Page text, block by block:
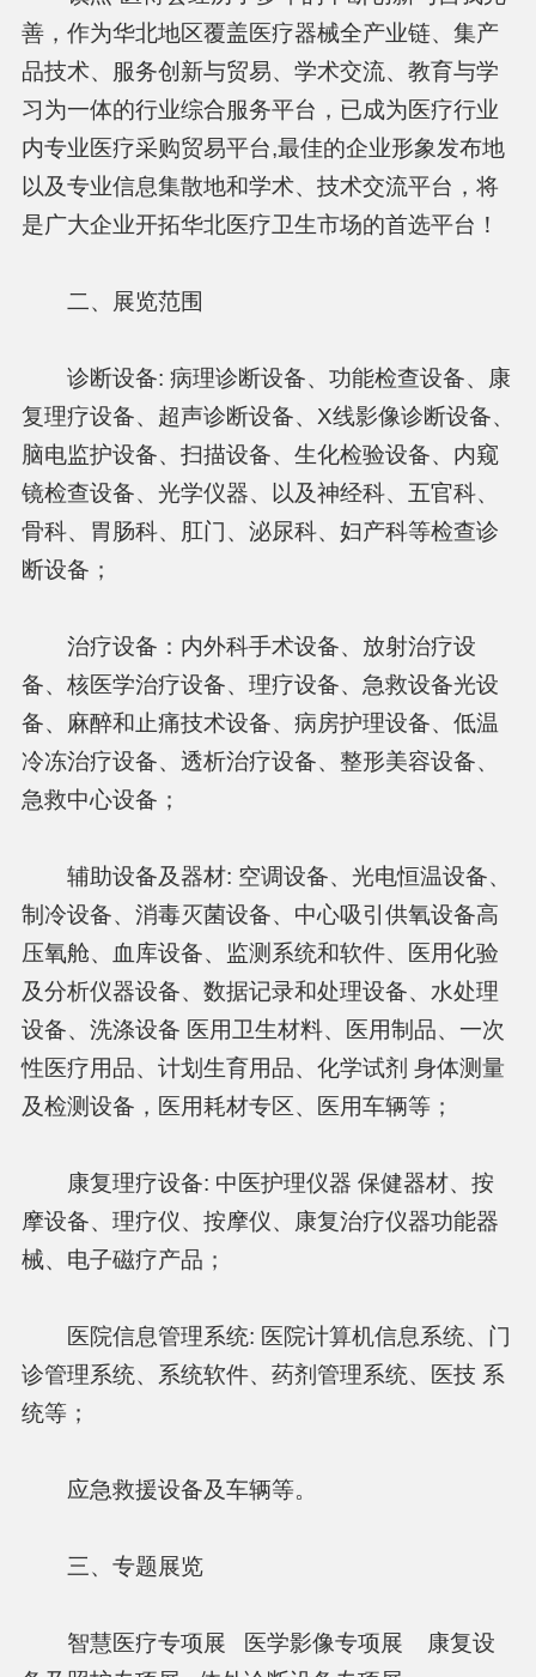
善，作为华北地区覆盖医疗器械全产业链、集产
品技术、服务创新与贸易、学术交流、教育与学
习为一体的行业综合服务平台，已成为医疗行业
内专业医疗采购贸易平台,最佳的企业形象发布地
以及专业信息集散地和学术、技术交流平台，将
是广大企业开拓华北医疗卫生市场的首选平台！
二、展览范围
诊断设备: 病理诊断设备、功能检查设备、康
复理疗设备、超声诊断设备、X线影像诊断设备、
脑电监护设备、扫描设备、生化检验设备、内窥
镜检查设备、光学仪器、以及神经科、五官科、
骨科、胃肠科、肛门、泌尿科、妇产科等检查诊
断设备；
治疗设备：内外科手术设备、放射治疗设
备、核医学治疗设备、理疗设备、急救设备光设
备、麻醉和止痛技术设备、病房护理设备、低温
冷冻治疗设备、透析治疗设备、整形美容设备、
急救中心设备；
辅助设备及器材: 空调设备、光电恒温设备、
制冷设备、消毒灭菌设备、中心吸引供氧设备高
压氧舱、血库设备、监测系统和软件、医用化验
及分析仪器设备、数据记录和处理设备、水处理
设备、洗涤设备 医用卫生材料、医用制品、一次
性医疗用品、计划生育用品、化学试剂 身体测量
及检测设备，医用耗材专区、医用车辆等；
康复理疗设备: 中医护理仪器 保健器材、按
摩设备、理疗仪、按摩仪、康复治疗仪器功能器
械、电子磁疗产品；
医院信息管理系统: 医院计算机信息系统、门
诊管理系统、系统软件、药剂管理系统、医技 系
统等；
应急救援设备及车辆等。
三、专题展览
智慧医疗专项展 医学影像专项展 康复设